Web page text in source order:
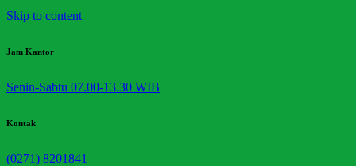
Skip to content
Jam Kantor
Senin-Sabtu 07.00-13.30 WIB
Kontak
(0271) 8201841